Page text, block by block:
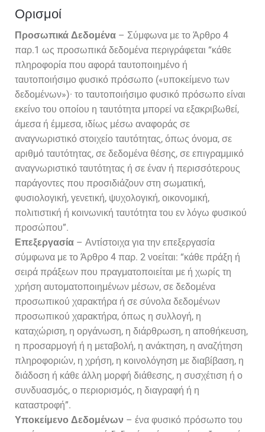
Ορισμοί
Προσωπικά Δεδομένα – Σύμφωνα με το Άρθρο 4
παρ.1 ως προσωπικά δεδομένα περιγράφεται “κάθε
πληροφορία που αφορά ταυτοποιημένο ή
ταυτοποιήσιμο φυσικό πρόσωπο («υποκείμενο των
δεδομένων»)· το ταυτοποιήσιμο φυσικό πρόσωπο είναι
εκείνο του οποίου η ταυτότητα μπορεί να εξακριβωθεί,
άμεσα ή έμμεσα, ιδίως μέσω αναφοράς σε
αναγνωριστικό στοιχείο ταυτότητας, όπως όνομα, σε
αριθμό ταυτότητας, σε δεδομένα θέσης, σε επιγραμμικό
αναγνωριστικό ταυτότητας ή σε έναν ή περισσότερους
παράγοντες που προσιδιάζουν στη σωματική,
φυσιολογική, γενετική, ψυχολογική, οικονομική,
πολιτιστική ή κοινωνική ταυτότητα του εν λόγω φυσικού
προσώπου”.
Επεξεργασία – Αντίστοιχα για την επεξεργασία
σύμφωνα με το Άρθρο 4 παρ. 2 νοείται: “κάθε πράξη ή
σειρά πράξεων που πραγματοποιείται με ή χωρίς τη
χρήση αυτοματοποιημένων μέσων, σε δεδομένα
προσωπικού χαρακτήρα ή σε σύνολα δεδομένων
προσωπικού χαρακτήρα, όπως η συλλογή, η
καταχώριση, η οργάνωση, η διάρθρωση, η αποθήκευση,
η προσαρμογή ή η μεταβολή, η ανάκτηση, η αναζήτηση
πληροφοριών, η χρήση, η κοινολόγηση με διαβίβαση, η
διάδοση ή κάθε άλλη μορφή διάθεσης, η συσχέτιση ή ο
συνδυασμός, ο περιορισμός, η διαγραφή ή η
καταστροφή”.
Υποκείμενο Δεδομένων – ένα φυσικό πρόσωπο του